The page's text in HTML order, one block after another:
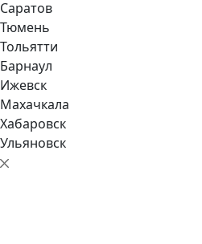
Саратов
Тюмень
Тольятти
Барнаул
Ижевск
Махачкала
Хабаровск
Ульяновск